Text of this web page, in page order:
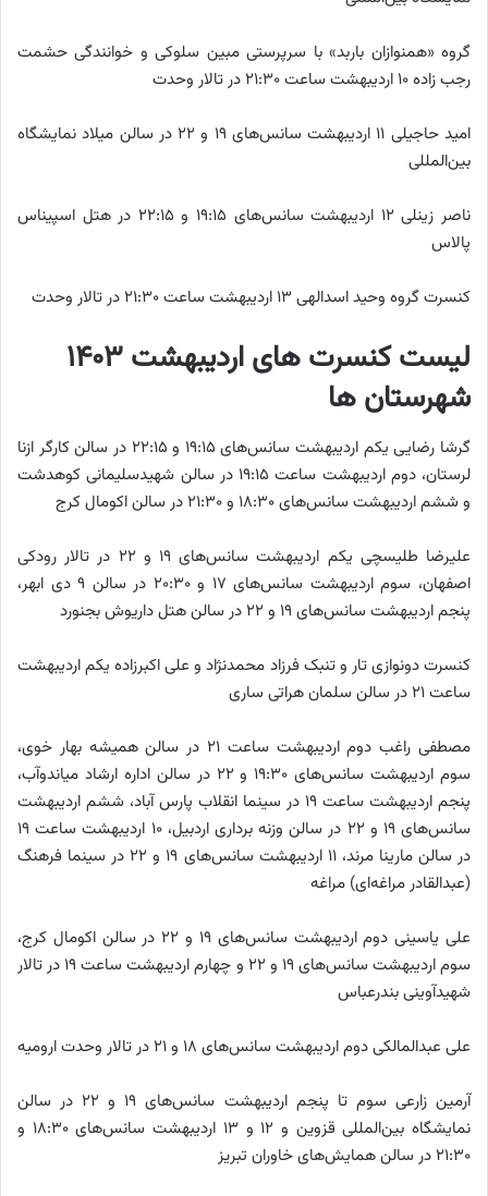
گروه «همنوازان باربد» با سرپرستی مبین سلوکی و خوانندگی حشمت
رجب زاده ۱۰ اردیبهشت ساعت ۲۱:۳۰ در تالار وحدت
امید حاجیلی ۱۱ اردیبهشت سانس‌های ۱۹ و ۲۲ در سالن میلاد نمایشگاه
بین‌المللی
ناصر زینلی ۱۲ اردیبهشت سانس‌های ۱۹:۱۵ و ۲۲:۱۵ در هتل اسپیناس
پالاس
کنسرت گروه وحید اسدالهی ۱۳ اردیبهشت ساعت ۲۱:۳۰ در تالار وحدت
لیست کنسرت های اردیبهشت ۱۴۰۳
شهرستان ها
گرشا رضایی یکم اردیبهشت سانس‌های ۱۹:۱۵ و ۲۲:۱۵ در سالن کارگر ازنا
لرستان، دوم اردیبهشت ساعت ۱۹:۱۵ در سالن شهیدسلیمانی کوهدشت
و ششم اردیبهشت سانس‌های ۱۸:۳۰ و ۲۱:۳۰ در سالن اکومال کرج
علیرضا طلیسچی یکم اردیبهشت سانس‌های ۱۹ و ۲۲ در تالار رودکی
اصفهان، سوم اردیبهشت سانس‌های ۱۷ و ۲۰:۳۰ در سالن ۹ دی ابهر،
پنجم اردیبهشت سانس‌های ۱۹ و ۲۲ در سالن هتل داریوش بجنورد
کنسرت دونوازی تار و تنبک فرزاد محمدنژاد و علی اکبرزاده یکم اردیبهشت
ساعت ۲۱ در سالن سلمان هراتی ساری
مصطفی راغب دوم اردیبهشت ساعت ۲۱ در سالن همیشه بهار خوی،
سوم اردیبهشت سانس‌های ۱۹:۳۰ و ۲۲ در سالن اداره ارشاد میاندوآب،
پنجم اردیبهشت ساعت ۱۹ در سینما انقلاب پارس آباد، ششم اردیبهشت
سانس‌های ۱۹ و ۲۲ در سالن وزنه برداری اردبیل، ۱۰ اردیبهشت ساعت ۱۹
در سالن مارینا مرند، ۱۱ اردیبهشت سانس‌های ۱۹ و ۲۲ در سینما فرهنگ
(عبدالقادر مراغه‌ای) مراغه
علی یاسینی دوم اردیبهشت سانس‌های ۱۹ و ۲۲ در سالن اکومال کرج،
سوم اردیبهشت سانس‌های ۱۹ و ۲۲ و چهارم اردیبهشت ساعت ۱۹ در تالار
شهیدآوینی بندرعباس
علی عبدالمالکی دوم اردیبهشت سانس‌های ۱۸ و ۲۱ در تالار وحدت ارومیه
آرمین زارعی سوم تا پنجم اردیبهشت سانس‌های ۱۹ و ۲۲ در سالن
نمایشگاه بین‌المللی قزوین و ۱۲ و ۱۳ اردیبهشت سانس‌های ۱۸:۳۰ و
۲۱:۳۰ در سالن همایش‌های خاوران تبریز